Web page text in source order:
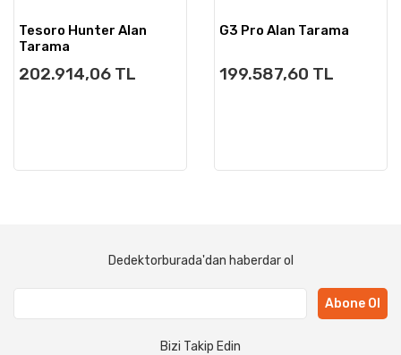
Tesoro Hunter Alan
Tarama
202.914,06 TL
G3 Pro Alan Tarama
199.587,60 TL
Dedektorburada'dan haberdar ol
Abone Ol
Bizi Takip Edin